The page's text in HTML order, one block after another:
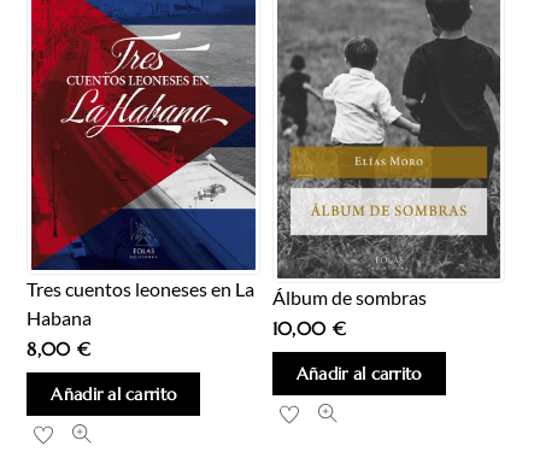
Tres cuentos leoneses en La
Habana
8,00 €
Añadir al carrito
Álbum de sombras
10,00 €
Añadir al carrito